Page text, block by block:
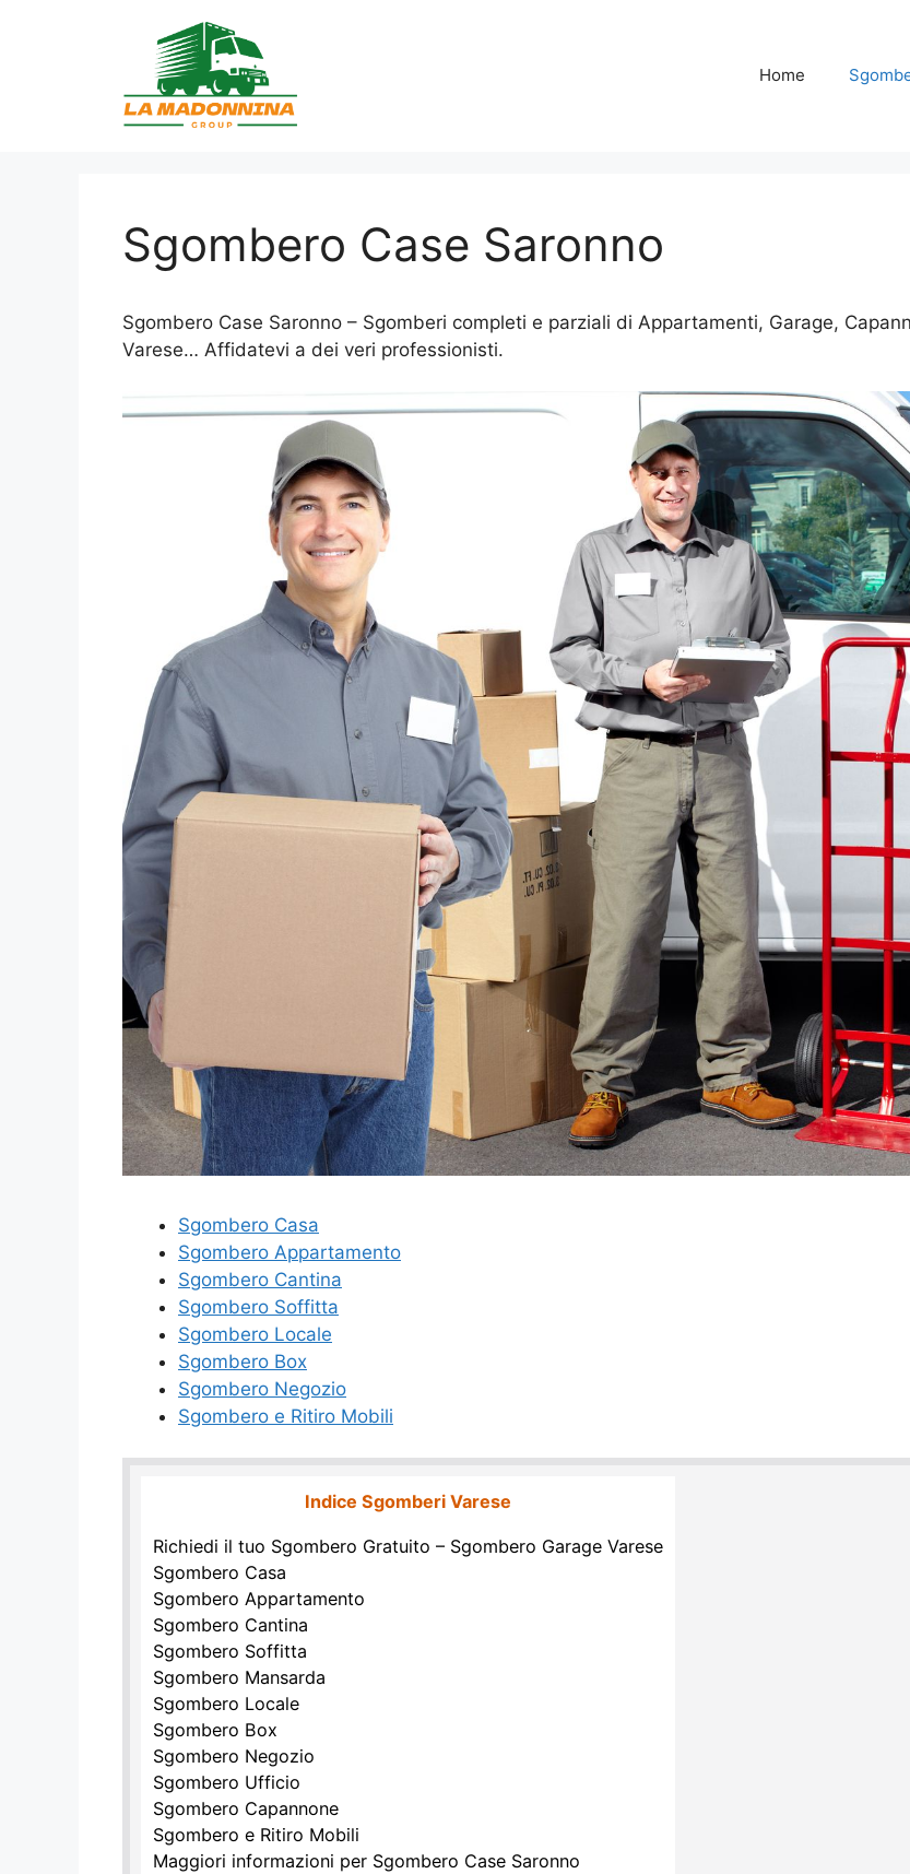
Home
Sgombero Case Saronno
Sgombero Case Saronno – Sgomberi completi e parziali di Appartamenti, Garage,
Varese… Affidatevi a dei veri professionisti.
Sgombero Casa
Sgombero Appartamento
Sgombero Cantina
Sgombero Soffitta
Sgombero Locale
Sgombero Box
Sgombero Negozio
Sgombero e Ritiro Mobili
Indice Sgomberi Varese
Richiedi il tuo Sgombero Gratuito – Sgombero Garage Varese
Sgombero Casa
Sgombero Appartamento
Sgombero Cantina
Sgombero Soffitta
Sgombero Mansarda
Sgombero Locale
Sgombero Box
Sgombero Negozio
Sgombero Ufficio
Sgombero Capannone
Sgombero e Ritiro Mobili
Maggiori informazioni per Sgombero Case Saronno